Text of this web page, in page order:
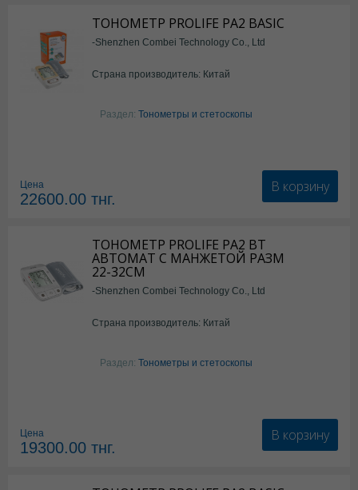
ТОНОМЕТР PROLIFE PA2 BASIC
-Shenzhen Combei Technology Co., Ltd
Страна производитель: Китай
Раздел: Тонометры и стетоскопы
Цена
22600.00 тнг.
В корзину
ТОНОМЕТР PROLIFE PA2 BT
АВТОМАТ С МАНЖЕТОЙ РАЗМ
22-32СМ
-Shenzhen Combei Technology Co., Ltd
Страна производитель: Китай
Раздел: Тонометры и стетоскопы
Цена
19300.00 тнг.
В корзину